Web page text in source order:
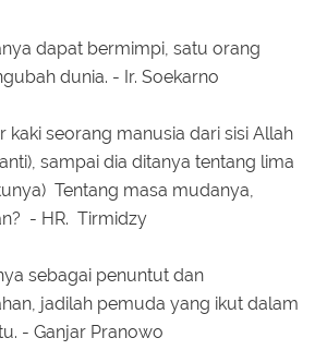
dapat bermimpi, satu orang
dunia. - Ir. Soekarno
kaki seorang manusia dari sisi Allah
sampai dia ditanya tentang lima
Tentang masa mudanya,
- HR. Tirmidzy
sebagai penuntut dan
jadilah pemuda yang ikut dalam
- Ganjar Pranowo